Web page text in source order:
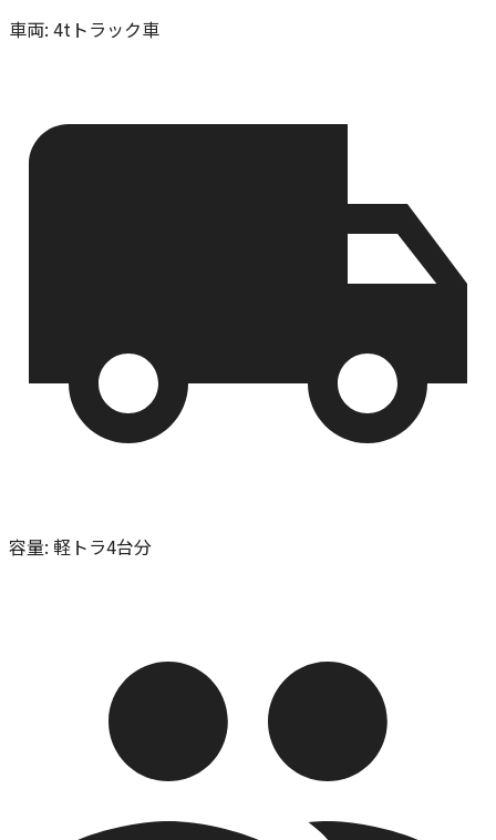
車両: 4tトラック車
容量: 軽トラ4台分